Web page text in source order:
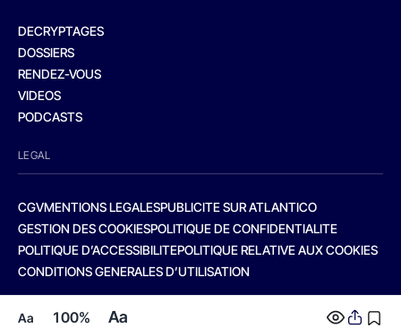
Aa 100% Aa
DECRYPTAGES
DOSSIERS
RENDEZ-VOUS
VIDEOS
PODCASTS
LEGAL
CGVMENTIONS LEGALESPUBLICITE SUR ATLANTICO
GESTION DES COOKIESPOLITIQUE DE CONFIDENTIALITE
POLITIQUE D’ACCESSIBILITEPOLITIQUE RELATIVE AUX COOKIES
CONDITIONS GENERALES D’UTILISATION